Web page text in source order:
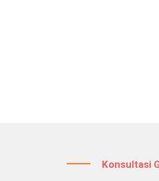
Konsultasi